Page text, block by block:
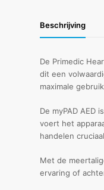
Beschrijving
De Primedic
dit een
maximale
De myPAD
voert het
handelen
Met de
ervaring of